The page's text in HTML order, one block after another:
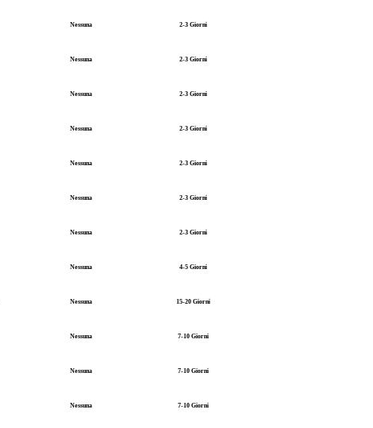
Nessuna 2-3 Giorni
Nessuna 2-3 Giorni
Nessuna 2-3 Giorni
Nessuna 2-3 Giorni
Nessuna 2-3 Giorni
Nessuna 2-3 Giorni
Nessuna 2-3 Giorni
Nessuna 4-5 Giorni
Nessuna 15-20 Giorni
Nessuna 7-10 Giorni
Nessuna 7-10 Giorni
Nessuna 7-10 Giorni